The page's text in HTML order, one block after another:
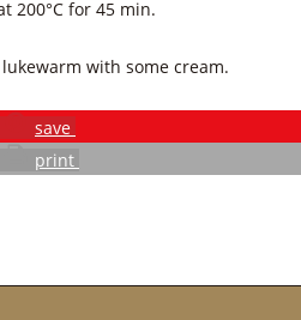
200°C for 45 min.
lukewarm with some cream.
save
print